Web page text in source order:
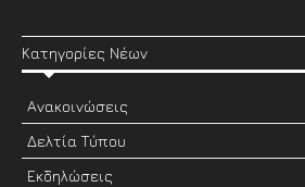
Κατηγορίες Νέων
Ανακοινώσεις
Δελτία Τύπου
Εκδηλώσεις